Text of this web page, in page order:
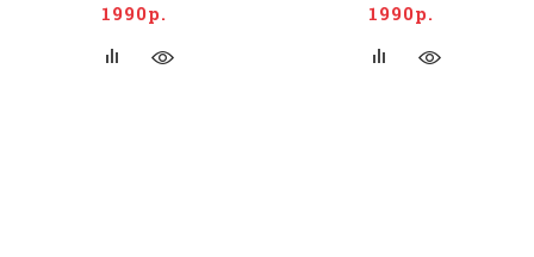
1990р. 1990р.